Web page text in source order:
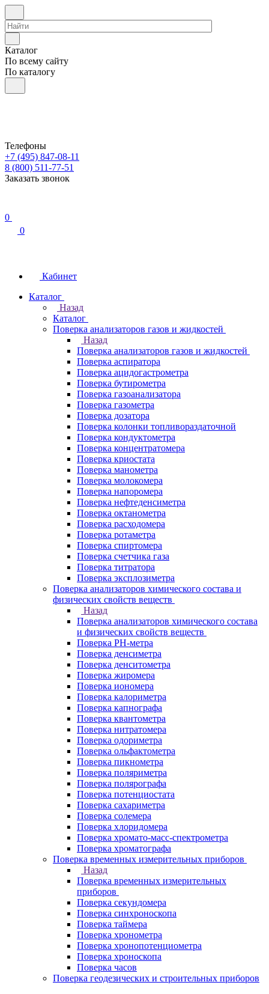
Каталог
По всему сайту
По каталогу
Телефоны
+7 (495) 847-08-11
8 (800) 511-77-51
Заказать звонок
0
0
Кабинет
Каталог
Назад
Каталог
Поверка анализаторов газов и жидкостей
Назад
Поверка анализаторов газов и жидкостей
Поверка аспиратора
Поверка ацидогастрометра
Поверка бутирометра
Поверка газоанализатора
Поверка газометра
Поверка дозатора
Поверка колонки топливораздаточной
Поверка кондуктометра
Поверка концентратомера
Поверка криостата
Поверка манометра
Поверка молокомера
Поверка напоромера
Поверка нефтеденсиметра
Поверка октанометра
Поверка расходомера
Поверка ротаметра
Поверка спиртомера
Поверка счетчика газа
Поверка титратора
Поверка эксплозиметра
Поверка анализаторов химического состава и
физических свойств веществ
Назад
Поверка анализаторов химического состава
и физических свойств веществ
Поверка PH-метра
Поверка денсиметра
Поверка денситометра
Поверка жиромера
Поверка иономера
Поверка калориметра
Поверка капнографа
Поверка квантометра
Поверка нитратомера
Поверка одориметра
Поверка ольфактометра
Поверка пикнометра
Поверка поляриметра
Поверка полярографа
Поверка потенциостата
Поверка сахариметра
Поверка солемера
Поверка хлоридомера
Поверка хромато-масс-спектрометра
Поверка хроматографа
Поверка временных измерительных приборов
Назад
Поверка временных измерительных
приборов
Поверка секундомера
Поверка синхроноскопа
Поверка таймера
Поверка хронометра
Поверка хронопотенциометра
Поверка хроноскопа
Поверка часов
Поверка геодезических и строительных приборов